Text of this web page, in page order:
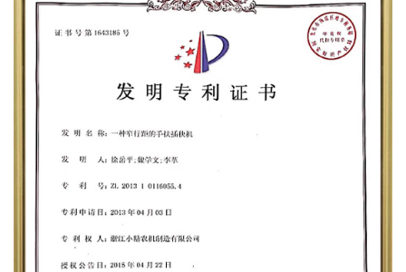
2013年
高速插秧机研发成功，进一步巩固了我们在高效农业
机械领域的技术优势。
2012年
公司注册资本金增加到4,100万，认定为国家高新技
术企业。